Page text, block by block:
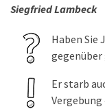
Siegfried Lambeck
Haben Sie
Er starb